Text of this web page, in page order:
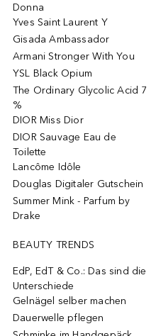
Donna
Yves Saint Laurent Y
Gisada Ambassador
Armani Stronger With You
YSL Black Opium
The Ordinary Glycolic Acid 7
%
DIOR Miss Dior
DIOR Sauvage Eau de
Toilette
Lancôme Idôle
Douglas Digitaler Gutschein
Summer Mink - Parfum by
Drake
BEAUTY TRENDS
EdP, EdT & Co.: Das sind die
Unterschiede
Gelnägel selber machen
Dauerwelle pflegen